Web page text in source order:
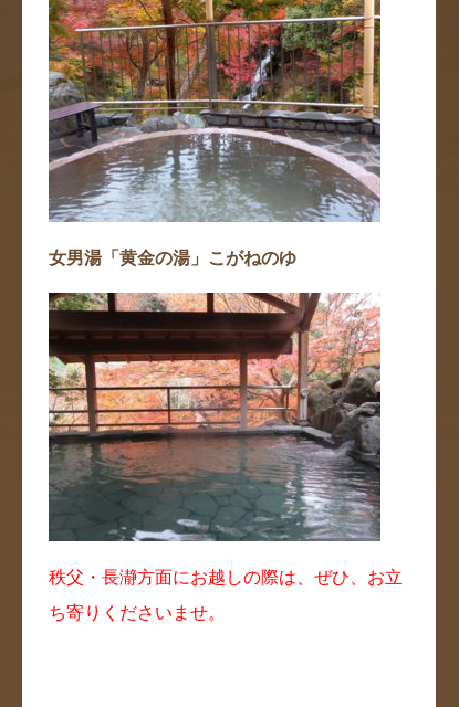
女男湯「黄金の湯」こがねのゆ
秩父・長瀞方面にお越しの際は、ぜひ、お立
ち寄りくださいませ。